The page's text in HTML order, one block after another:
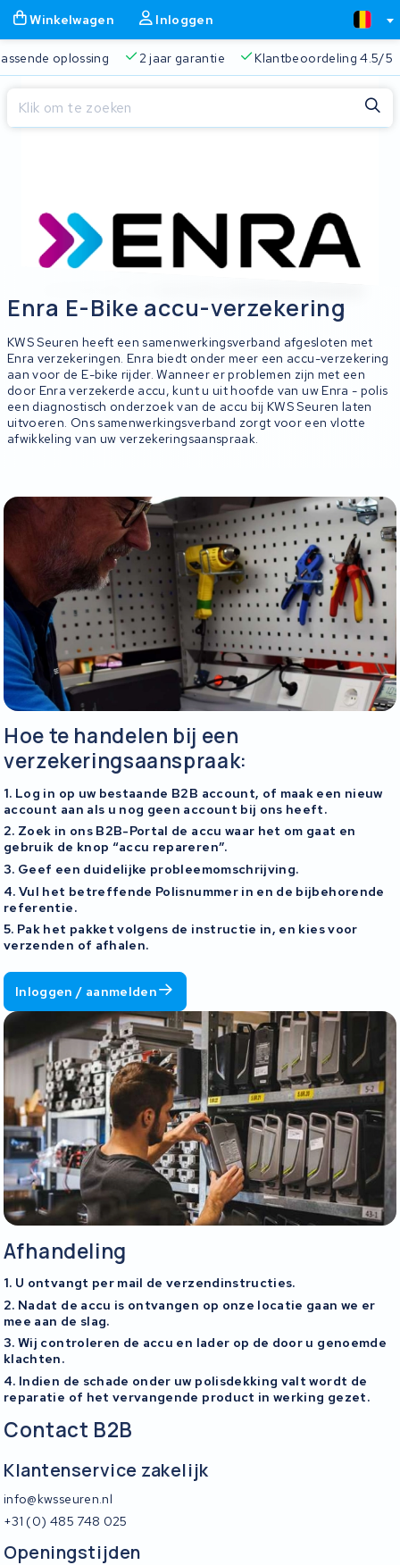
Winkelwagen Inloggen
Altijd een passende oplossing 2 jaar garantie
Enra E-Bike accu-verzekering
KWS Seuren heeft een samenwerkingsverband afgesloten met
Enra verzekeringen. Enra biedt onder meer een accu-verzekering
aan voor de E-bike rijder. Wanneer er problemen zijn met een
door Enra verzekerde accu, kunt u uit hoofde van uw Enra - polis
een diagnostisch onderzoek van de accu bij KWS Seuren laten
uitvoeren. Ons samenwerkingsverband zorgt voor een vlotte
afwikkeling van uw verzekeringsaanspraak.
Hoe te handelen bij een
verzekeringsaanspraak:
1. Log in op uw bestaande B2B account, of maak een nieuw
account aan als u nog geen account bij ons heeft.
2. Zoek in ons B2B-Portal de accu waar het om gaat en
gebruik de knop “accu repareren”.
3. Geef een duidelijke probleemomschrijving.
4. Vul het betreffende Polisnummer in en de bijbehorende
referentie.
5. Pak het pakket volgens de instructie in, en kies voor
verzenden of afhalen.
Inloggen / aanmelden
Afhandeling
1. U ontvangt per mail de verzendinstructies.
2. Nadat de accu is ontvangen op onze locatie gaan we er
mee aan de slag.
3. Wij controleren de accu en lader op de door u genoemde
klachten.
4. Indien de schade onder uw polisdekking valt wordt de
reparatie of het vervangende product in werking gezet.
Contact B2B
Klantenservice zakelijk
info@kwsseuren.nl
+31 (0) 485 748 025
Openingstijden
Je winkelwagen is leeg.
Gratis verzending Altijd een passende oplossing
Sluiten